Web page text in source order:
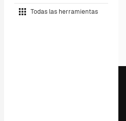
Todas las herramientas